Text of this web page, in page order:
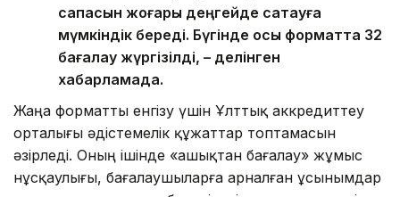
сапасын жоғары деңгейде сақтауға
мүмкіндік береді. Бүгінде осы форматта 32
бағалау жүргізілді, – делінген
хабарламада.
Жаңа форматты енгізу үшін Ұлттық аккредиттеу
орталығы әдістемелік құжаттар топтамасын
әзірледі. Оның ішінде «Қашықтан бағалау» жұмыс
нұсқаулығы, бағалаушыларға арналған ұсынымдар